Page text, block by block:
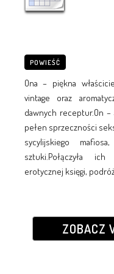
POWIEŚĆ
Ona – piękna
vintage oraz
dawnych receptur.On
pełen sprzeczności
sycylijskiego
sztuki.Połączyła
erotycznej księgi,
ZOBACZ